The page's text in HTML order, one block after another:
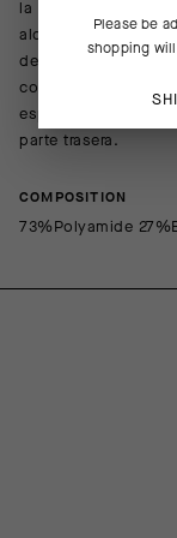
la parte trasera, ya
alcanzado
desde abajo. Esta
costuras de la
espalda, garantiza
parte trasera.
COMPOSITION
73%Polyamide
Please be
shopping